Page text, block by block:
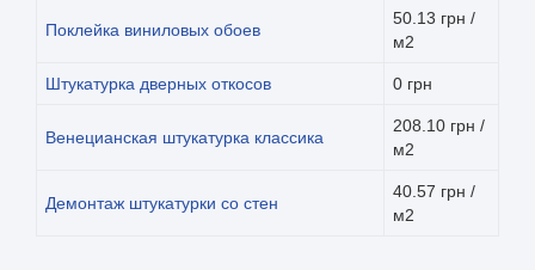
Поклейка виниловых обоев
50.13 грн /
м2
Штукатурка дверных откосов 0 грн
Венецианская штукатурка классика
208.10 грн /
м2
Демонтаж штукатурки со стен
40.57 грн /
м2